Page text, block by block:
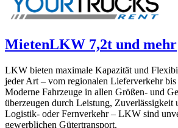
MietenLKW 7,2t und mehr
LKW bieten maximale Kapazität und
jeder Art – vom regionalen Lieferverkehr bis
Moderne Fahrzeuge in allen Größen- und
überzeugen durch Leistung,
Logistik- oder Fernverkehr – LKW sind
gewerblichen Gütertransport.